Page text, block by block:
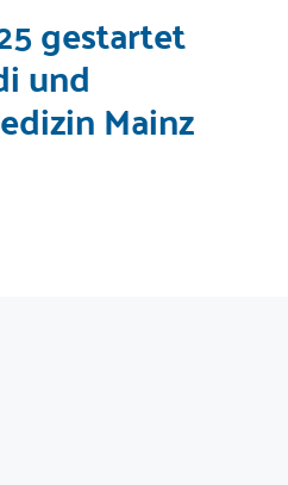
gestartet
und
Mainz